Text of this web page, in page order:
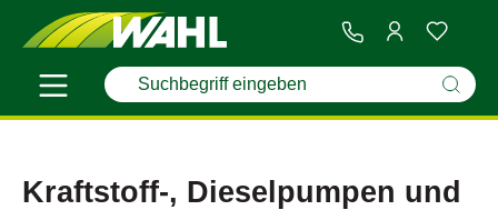
Kraftstoff-, Dieselpumpen und